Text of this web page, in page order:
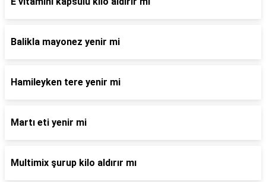
Balikla mayonez yenir mi
Hamileyken tere yenir mi
Martı eti yenir mi
Multimix şurup kilo aldırır mı